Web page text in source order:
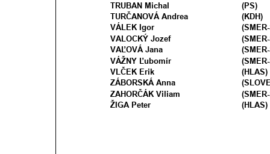
TRUBAN Michal
(PS)
TURČANOVÁ Andrea
(KDH)
VÁLEK Igor
VALOCKÝ Jozef
VAĽOVÁ Jana
VÁŽNY Ľubomír
VLČEK Erik
(HLAS)
ZÁBORSKÁ Anna
ZAHORČÁK Viliam
ŽIGA Peter
(HLAS)